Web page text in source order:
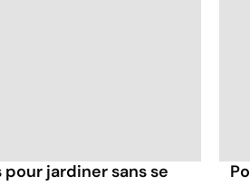
jardiner sans se